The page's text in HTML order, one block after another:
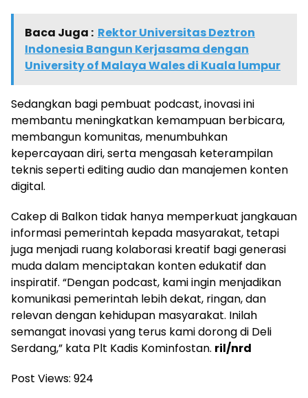
Baca Juga : Rektor Universitas Deztron
Indonesia Bangun Kerjasama dengan
University of Malaya Wales di Kuala lumpur
Sedangkan bagi pembuat podcast, inovasi ini
membantu meningkatkan kemampuan berbicara,
membangun komunitas, menumbuhkan
kepercayaan diri, serta mengasah keterampilan
teknis seperti editing audio dan manajemen konten
digital.
Cakep di Balkon tidak hanya memperkuat jangkauan
informasi pemerintah kepada masyarakat, tetapi
juga menjadi ruang kolaborasi kreatif bagi generasi
muda dalam menciptakan konten edukatif dan
inspiratif. “Dengan podcast, kami ingin menjadikan
komunikasi pemerintah lebih dekat, ringan, dan
relevan dengan kehidupan masyarakat. Inilah
semangat inovasi yang terus kami dorong di Deli
Serdang,” kata Plt Kadis Kominfostan. ril/nrd
Post Views: 924